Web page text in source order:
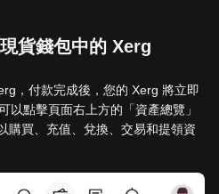
貨錢包中的 Xerg
，付款完成後，您的 Xerg 將立即
以點擊頁面右上方的「資產總覽」
購買、充值、兌換、交易和提領資